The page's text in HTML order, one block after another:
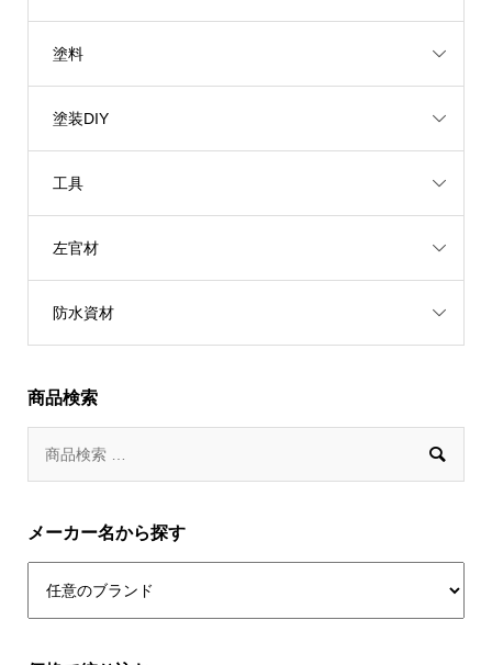
塗料
塗装DIY
工具
左官材
防水資材
商品検索

メーカー名から探す